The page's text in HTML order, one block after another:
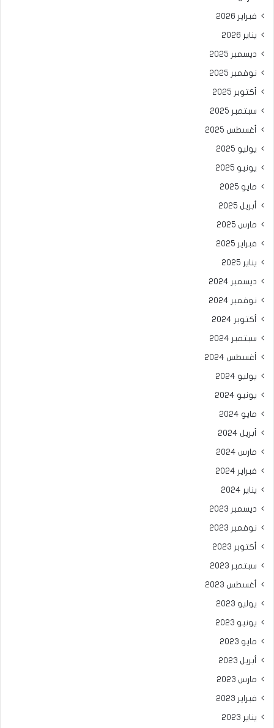
فبراير 2026
يناير 2026
ديسمبر 2025
نوفمبر 2025
أكتوبر 2025
سبتمبر 2025
أغسطس 2025
يوليو 2025
يونيو 2025
مايو 2025
أبريل 2025
مارس 2025
فبراير 2025
يناير 2025
ديسمبر 2024
نوفمبر 2024
أكتوبر 2024
سبتمبر 2024
أغسطس 2024
يوليو 2024
يونيو 2024
مايو 2024
أبريل 2024
مارس 2024
فبراير 2024
يناير 2024
ديسمبر 2023
نوفمبر 2023
أكتوبر 2023
سبتمبر 2023
أغسطس 2023
يوليو 2023
يونيو 2023
مايو 2023
أبريل 2023
مارس 2023
فبراير 2023
يناير 2023